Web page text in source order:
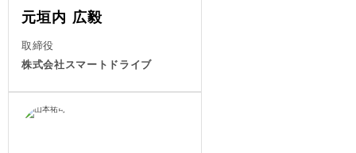
元垣内 広毅
取締役
株式会社スマートドライブ